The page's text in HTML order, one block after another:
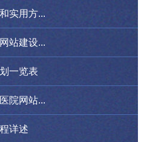
实用方...
站建设...
一览表
院网站...
详述